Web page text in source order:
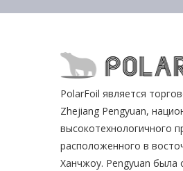
PolarFoil является
Zhejiang Pengyuan,
высокотехнологичного
расположенного в
Ханчжоу. Pengyuan была